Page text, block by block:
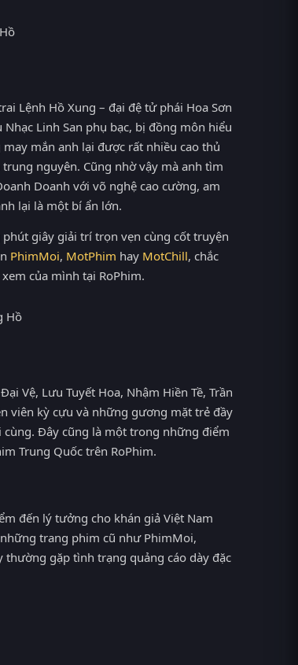
Lệnh Hồ Xung – đại đệ tử phái Hoa Sơn
Linh San phụ bạc, bị đồng môn hiểu
mắn anh lại được rất nhiều cao thủ
nguyên. Cũng nhờ vậy mà anh tìm
Doanh với võ nghệ cao cường, am
lại là một bí ẩn lớn.
giây giải trí trọn vẹn cùng cốt truyện
PhimMoi, MotPhim hay MotChill, chắc
của mình tại RoPhim.
Vệ, Lưu Tuyết Hoa, Nhậm Hiền Tề, Trần
viên kỳ cựu và những gương mặt trẻ đầy
Đây cũng là một trong những điểm
Trung Quốc trên RoPhim.
đến lý tưởng cho khán giả Việt Nam
trang phim cũ như PhimMoi,
thường gặp tình trạng quảng cáo dày đặc